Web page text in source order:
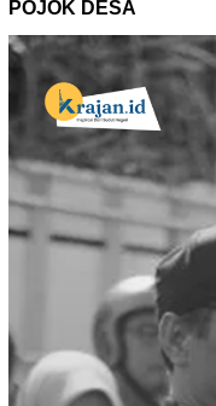
POJOK DESA